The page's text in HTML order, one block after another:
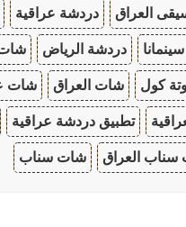
العراق دردشة عراقية
سينمانا دردشة الرياض شات
كول شات العراق شات
تطبيق دردشة عراقية
العراق شات سناب